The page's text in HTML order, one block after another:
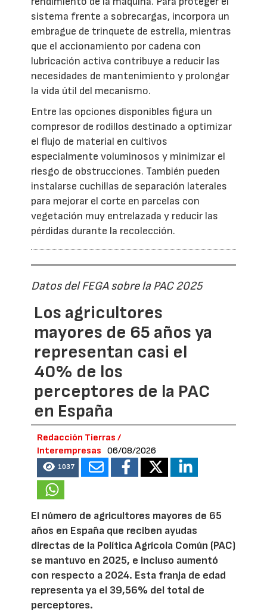
sistema frente a sobrecargas, incorpora un
embrague de trinquete de estrella, mientras
que el accionamiento por cadena con
lubricación activa contribuye a reducir las
necesidades de mantenimiento y prolongar
la vida útil del mecanismo.
Entre las opciones disponibles figura un
compresor de rodillos destinado a optimizar
el flujo de material en cultivos
especialmente voluminosos y minimizar el
riesgo de obstrucciones. También pueden
instalarse cuchillas de separación laterales
para mejorar el corte en parcelas con
vegetación muy entrelazada y reducir las
pérdidas durante la recolección.
Datos del FEGA sobre la PAC 2025
Los agricultores
mayores de 65 años ya
representan casi el
40% de los
perceptores de la PAC
en España
Redacción Tierras /
Interempresas
06/08/2026
1037
El número de agricultores mayores de 65
años en España que reciben ayudas
directas de la Política Agrícola Común (PAC)
se mantuvo en 2025, e incluso aumentó
con respecto a 2024. Esta franja de edad
representa ya el 39,56% del total de
perceptores.